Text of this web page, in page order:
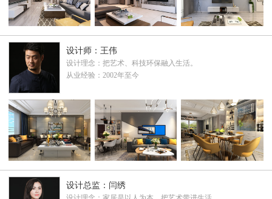
设计师：王伟
设计理念：把艺术、科技环保融入生活。
从业经验：2002年至今
设计总监：闫绣